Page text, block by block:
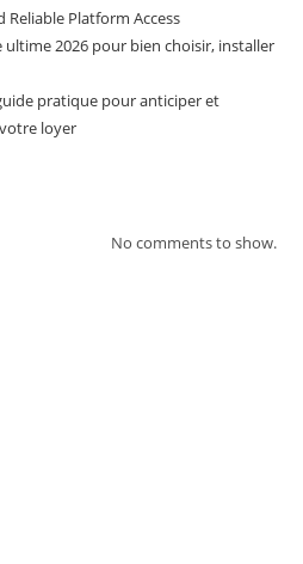
Reliable Platform Access
ultime 2026 pour bien choisir, installer
pratique pour anticiper et
loyer
No comments to show.